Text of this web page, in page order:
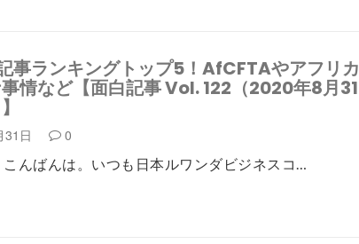
事ランキングトップ5！AfCFTAやアフリカ
情など【面白記事 Vol. 122（2020年8月31
日 0
んばんは。いつも日本ルワンダビジネスコ…